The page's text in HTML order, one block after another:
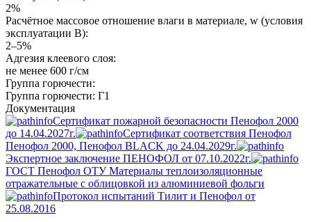
2%
Расчётное массовое отношение влаги в материале, w (условия
эксплуатации B):
2–5%
Адгезия клеевого слоя:
не менее 600 г/см
Группа горючести:
Группа горючести: Г1
Документация
Сертификат пожарной безопасности Пенофол 2000
до 14.04.2027г.
Сертификат соответствия Пенофол
Пенофол 2000, Пенофол BLACK до 24.04.2029г.
Экспертное заключение ПЕНОФОЛ от 07.10.2022г.
ГОСТ Пенофол ОТУ Материалы теплоизоляционные
отражательные с облицовкой из алюминиевой фольги
Протокол испытаний Тилит и Пенофол от
25.08.2016